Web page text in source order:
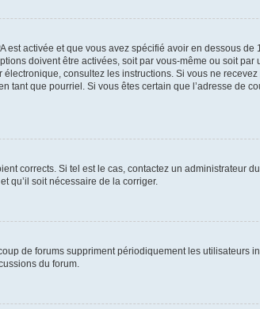
activée et que vous avez spécifié avoir en dessous de
doivent être activées, soit par vous-même ou soit par
consultez les instructions. Si vous ne
que pourriel. Si vous êtes certain que l’adresse de
corrects. Si tel est le cas, contactez un administrateur
qu’il soit nécessaire de la corriger.
de forums suppriment périodiquement les utilisateurs
du forum.